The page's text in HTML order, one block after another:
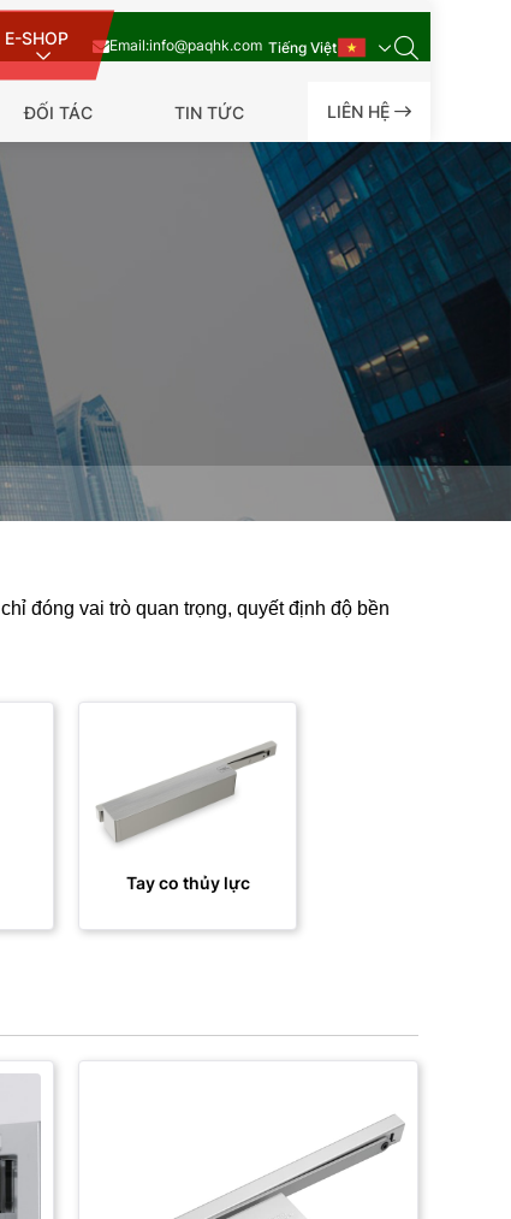
E-SHOP Email:info@paqhk.com Tiếng Việt
ĐỐI TÁC TIN TỨC LIÊN HỆ
đóng vai trò quan trọng, quyết định độ bền
Tay co thủy lực